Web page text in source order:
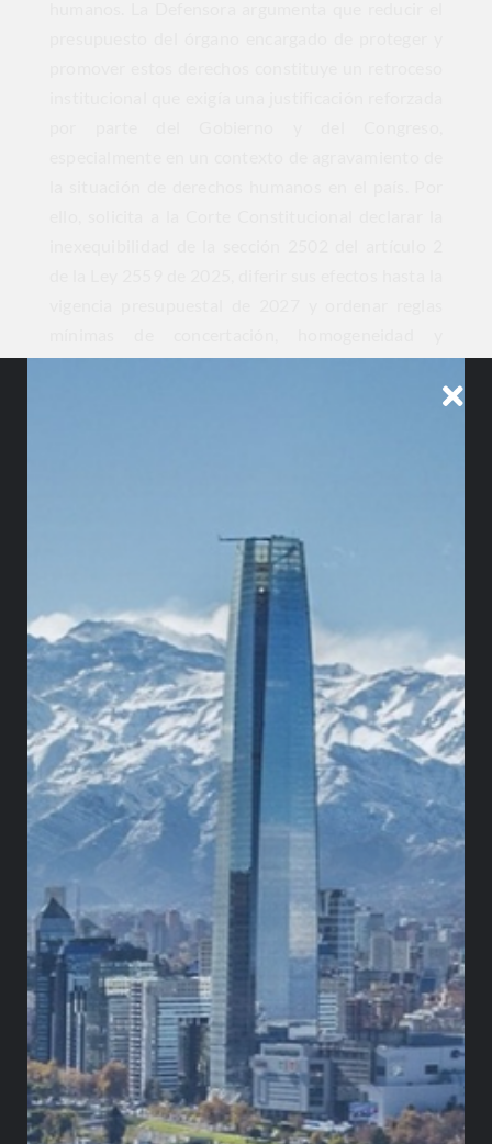
motivación para futuras asignaciones
Greystone: lectura
estratégica de la Corte
Constitucional
Cada semana, Greystone Consulting Group,
en colaboración con Herrera, Sattler & Ossa,
analiza las admisiones de laCorte
Constitucional de Colombiapara anticipar
cambios regulatorios y su impacto en el
sector público y privado. A partir de estos
procesos, convertimos el debate
constitucional en señales tempranas que
permiten a las organizaciones ajustar su
estrategia, gestionar riesgos y tomar
decisiones informadas con ventaja.